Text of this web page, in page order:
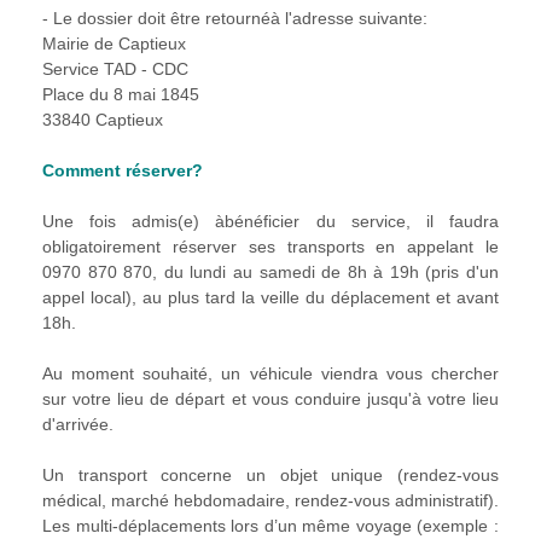
- Le dossier doit être retournéà l'adresse suivante:
Mairie de Captieux
Service TAD - CDC
Place du 8 mai 1845
33840 Captieux
Comment réserver?
Une fois admis(e) àbénéficier du service, il faudra
obligatoirement réserver ses transports en appelant le
0970 870 870, du lundi au samedi de 8h à 19h (pris d'un
appel local), au plus tard la veille du déplacement et avant
18h.
Au moment souhaité, un véhicule viendra vous chercher
sur votre lieu de départ et vous conduire jusqu'à votre lieu
d'arrivée.
Un transport concerne un objet unique (rendez-vous
médical, marché hebdomadaire, rendez-vous administratif).
Les multi-déplacements lors d’un même voyage (exemple :